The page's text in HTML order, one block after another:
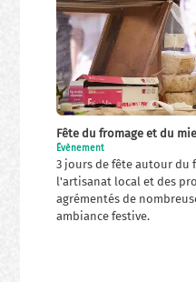
Fête du fromage et du
Évènement
3 jours de fête autour du
l'artisanat local et des
agrémentés de
ambiance festive.